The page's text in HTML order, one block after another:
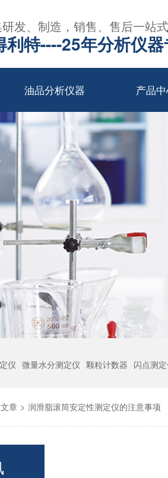
发、制造，销售、售后一站
利特----25年分析仪
油品分析仪器 产品
仪 微量水分测定仪 颗粒计数器 闪点测
章 > 润滑脂滚筒安定性测定仪的注意事项